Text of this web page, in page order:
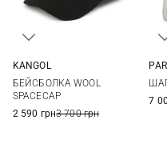
KANGOL
БЕЙСБОЛКА WOOL
SPACECAP
2 590 грн3 700 грн
7